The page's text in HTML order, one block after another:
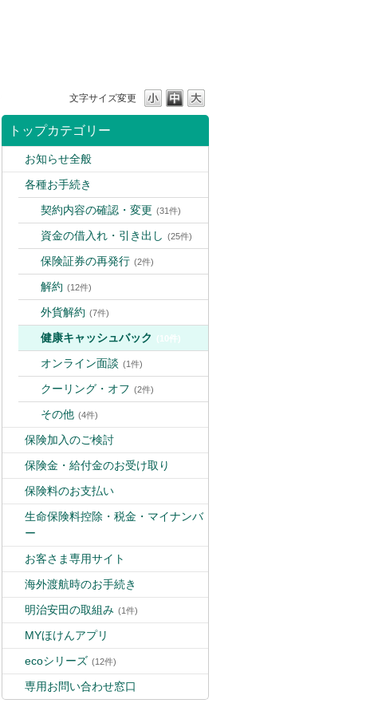
文字サイズ変更
トップカテゴリー
お知らせ全般
各種お手続き
契約内容の確認・変更 (31件)
資金の借入れ・引き出し (25件)
保険証券の再発行 (2件)
解約 (12件)
外貨解約 (7件)
健康キャッシュバック (10件)
オンライン面談 (1件)
クーリング・オフ (2件)
その他 (4件)
保険加入のご検討
保険金・給付金のお受け取り
保険料のお支払い
生命保険料控除・税金・マイナンバ
ー
お客さま専用サイト
海外渡航時のお手続き
明治安田の取組み (1件)
MYほけんアプリ
ecoシリーズ (12件)
専用お問い合わせ窓口